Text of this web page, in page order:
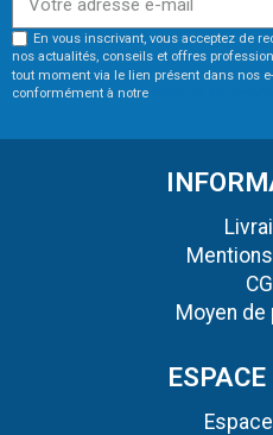
En vous inscrivant, vous acceptez de
nos actualités, conseils et offres
tout moment via le lien présent dans nos
conformément à notre
Moyen de